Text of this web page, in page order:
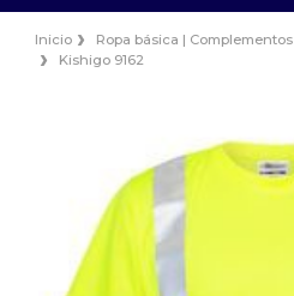
Inicio Ropa básica | Complementos
Kishigo 9162